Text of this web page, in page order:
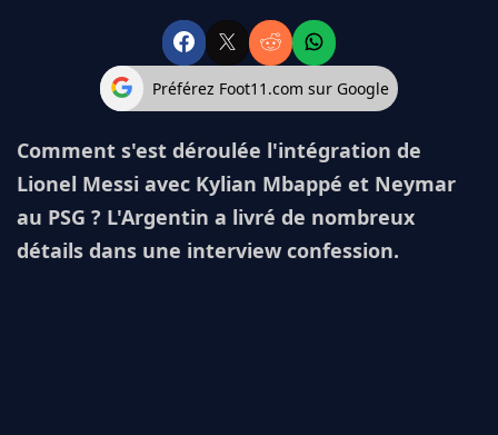
Préférez Foot11.com sur Google
Comment s'est déroulée l'intégration de
Lionel Messi avec Kylian Mbappé et Neymar
au PSG ? L'Argentin a livré de nombreux
détails dans une interview confession.